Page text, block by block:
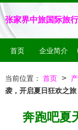
张家界中旅国际旅
首页 企业简介
当前位置： 首页 >
袭，开启夏日狂欢之旅
奔跑吧夏